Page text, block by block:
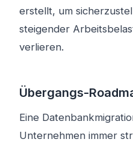
erstellt, um
steigender
verlieren.
Übergangs-
Eine
Unternehmen immer